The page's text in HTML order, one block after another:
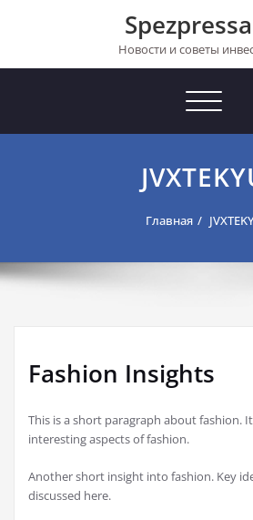
Новости и советы
Toggle
Главная
Fashion Insights
This is a short paragraph about fashion.
interesting aspects of fashion.
Another short insight into fashion. Key
discussed here.